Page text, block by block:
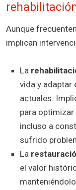
Aunque
implican
La
vida y adaptar
actuales.
para
incluso a
sufrido
La
el valor